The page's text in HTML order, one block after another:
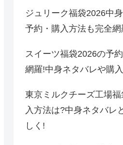
ジュリーク福袋2026中
予約・購入方法も完全網
スイーツ福袋2026の予
網羅!中身ネタバレや購
東京ミルクチーズ工場
入方法は?中身ネタバレ
しく!